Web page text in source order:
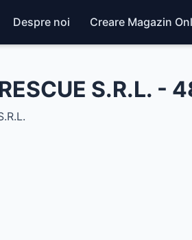
Despre noi Creare Magazin
S.R.L. -